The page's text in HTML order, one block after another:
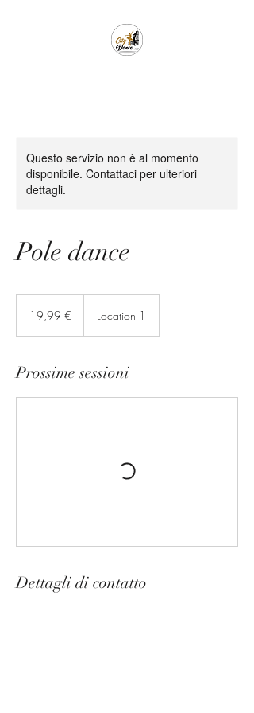
Questo servizio non è al momento
disponibile. Contattaci per ulteriori
dettagli.
Pole dance
19,99 € Location 1
Prossime sessioni
Dettagli di contatto